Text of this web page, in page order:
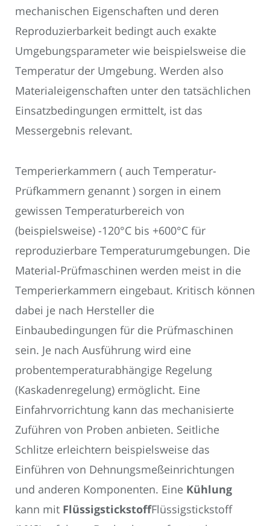
mechanischen Eigenschaften und deren
Reproduzierbarkeit bedingt auch exakte
Umgebungsparameter wie beispielsweise die
Temperatur der Umgebung. Werden also
Materialeigenschaften unter den tatsächlichen
Einsatzbedingungen ermittelt, ist das
Messergebnis relevant.
Temperierkammern ( auch Temperatur-
Prüfkammern genannt ) sorgen in einem
gewissen Temperaturbereich von
(beispielsweise) -120°C bis +600°C für
reproduzierbare Temperaturumgebungen. Die
Material-Prüfmaschinen werden meist in die
Temperierkammern eingebaut. Kritisch können
dabei je nach Hersteller die
Einbaubedingungen für die Prüfmaschinen
sein. Je nach Ausführung wird eine
probentemperaturabhängige Regelung
(Kaskadenregelung) ermöglicht. Eine
Einfahrvorrichtung kann das mechanisierte
Zuführen von Proben anbieten. Seitliche
Schlitze erleichtern beispielsweise das
Einführen von Dehnungsmeßeinrichtungen
und anderen Komponenten. Eine Kühlung
kann mit FlüssigstickstoffFlüssigstickstoff